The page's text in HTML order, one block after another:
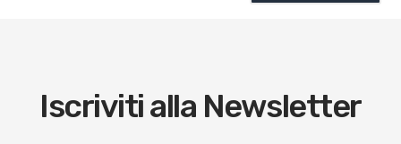
Iscriviti alla Newsletter